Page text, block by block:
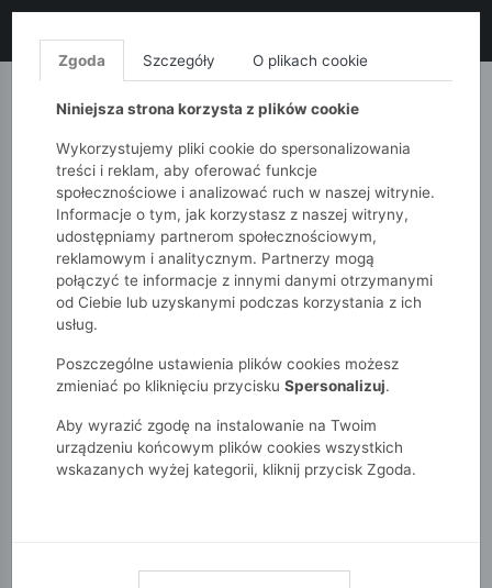
MONNARI QUIOSQUE
51015kids Akcesoria Bielizna
BIELIZNA
POKAŻ FILTRY
Zgoda Szczegóły O plikach cookie
Niniejsza strona korzysta z plików cookie
Wykorzystujemy pliki cookie do spersonalizowania
treści i reklam, aby oferować funkcje
społecznościowe i analizować ruch w naszej witrynie.
Informacje o tym, jak korzystasz z naszej witryny,
udostępniamy partnerom społecznościowym,
reklamowym i analitycznym. Partnerzy mogą
połączyć te informacje z innymi danymi otrzymanymi
od Ciebie lub uzyskanymi podczas korzystania z ich
usług.
Poszczególne ustawienia plików cookies możesz
zmieniać po kliknięciu przycisku Spersonalizuj.
Aby wyrazić zgodę na instalowanie na Twoim
urządzeniu końcowym plików cookies wszystkich
wskazanych wyżej kategorii, kliknij przycisk Zgoda.